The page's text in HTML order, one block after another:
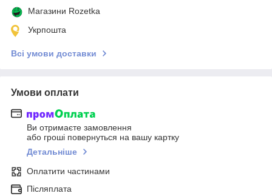
Магазини Rozetka
Укрпошта
Всі умови доставки
Умови оплати
Ви отримаєте замовлення
або гроші повернуться на вашу картку
Детальніше
Оплатити частинами
Післяплата